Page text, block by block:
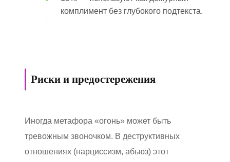
комплимент без глубокого подтекста.
Риски и предостережения
Иногда метафора «огонь» может быть
тревожным звоночком. В деструктивных
отношениях (нарциссизм, абьюз) этот